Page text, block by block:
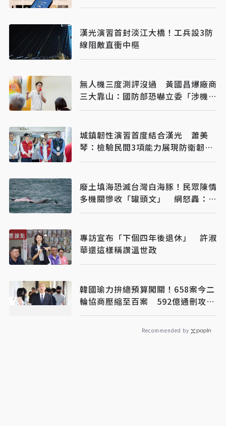
漢光演習首封淡江大橋！工兵設3防
線阻敵直衝中樞
無人機三度測評沒過 黃國昌爆廠商
三大靠山：國防部恐嚇立委「涉機
密」別再談
城鎮韌性演習首度結合漢光 蕭美
琴：檢驗民間3項能力展現防衛韌性
（已完稿）
廢土填海恐滅台灣白海豚！民眾陳情
多機關慘收「罐頭文」 網怒轟：骯
髒政府
專訪宣布「下個四年後退休」 許淑
華還這樣稱讚溫世政
韓國瑜力拚總預算闖關！658案今二
輪協商壓縮至百案 592億通刪攻防
成決戰焦點
Recommended by